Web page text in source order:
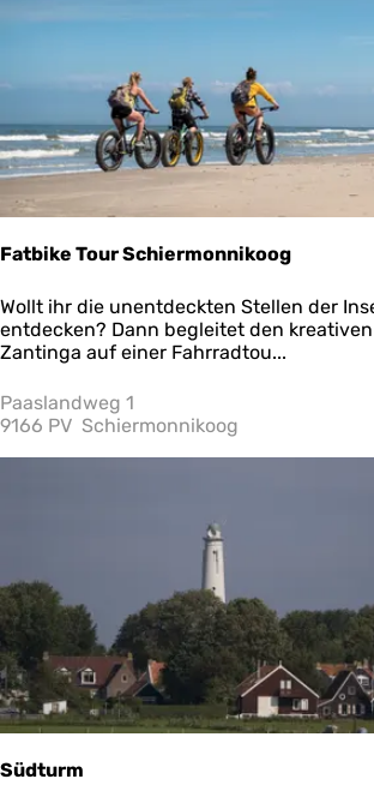
r
n
d
r
u
b
e
m
u
s
u
m
Fatbike Tour Schiermonnikoog
F
a
t
i
k
T
c
h
i
e
r
m
o
n
n
i
Wollt ihr die unentdeckten Stellen der
entdecken? Dann begleitet den
Zantinga auf einer Fahrradtou...
Paaslandweg 1
9166 PV Schiermonnikoog
Südturm